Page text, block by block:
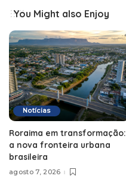
You Might also Enjoy
Notícias
Roraima em transformação:
a nova fronteira urbana
brasileira
agosto 7, 2026